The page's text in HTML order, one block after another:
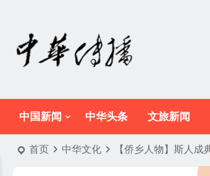
中国新闻 中华头条 文旅新闻
首页 中华文化 【侨乡人物】斯人